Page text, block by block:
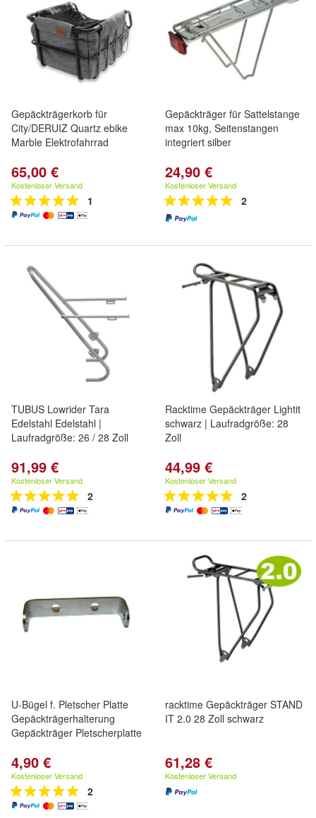
Gepäckträgerkorb für
City/DERUIZ Quartz ebike
Marble Elektrofahrrad
65,00 €
Kostenloser Versand
1
Gepäckträger für Sattelstange
max 10kg, Seitenstangen
integriert silber
24,90 €
Kostenloser Versand
2
TUBUS Lowrider Tara
Edelstahl Edelstahl |
Laufradgröße: 26 / 28 Zoll
91,99 €
Kostenloser Versand
2
Racktime Gepäckträger Lightit
schwarz | Laufradgröße: 28
Zoll
44,99 €
Kostenloser Versand
2
U-Bügel f. Pletscher Platte
Gepäckträgerhalterung
Gepäckträger Pletscherplatte
4,90 €
Kostenloser Versand
2
racktime Gepäckträger STAND
IT 2.0 28 Zoll schwarz
61,28 €
Kostenloser Versand